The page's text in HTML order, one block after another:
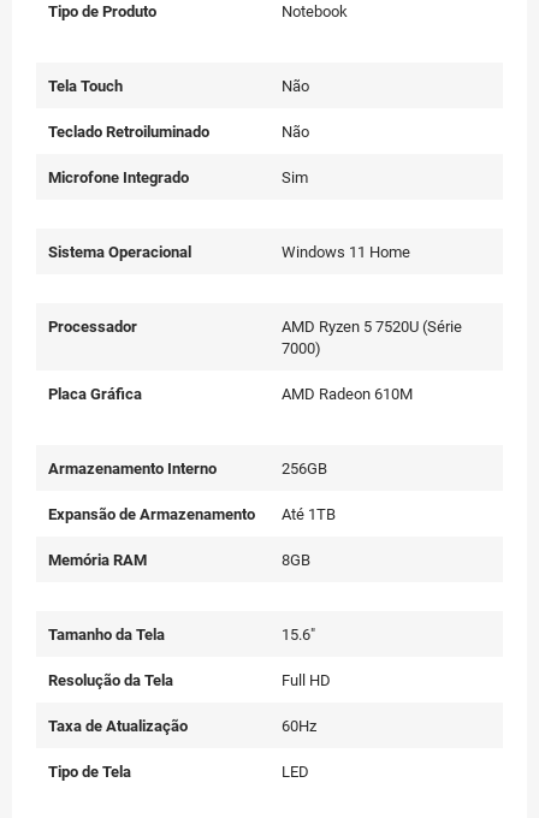
Tipo de Produto Notebook
Tela Touch Não
Teclado Retroiluminado Não
Microfone Integrado Sim
Sistema Operacional Windows 11 Home
Processador
AMD Ryzen 5 7520U (Série
7000)
Placa Gráfica AMD Radeon 610M
Armazenamento Interno 256GB
Expansão de Armazenamento Até 1TB
Memória RAM 8GB
Tamanho da Tela 15.6"
Resolução da Tela Full HD
Taxa de Atualização 60Hz
Tipo de Tela LED